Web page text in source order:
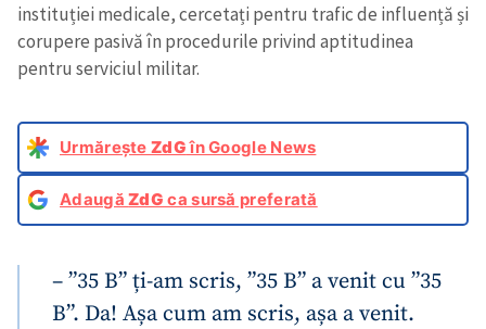
instituției medicale, cercetați pentru trafic de influență și
corupere pasivă în procedurile privind aptitudinea
pentru serviciul militar.
Urmărește ZdGîn Google News
AdaugăZdG ca sursă preferată
– ”35 B” ți-am scris, ”35 B” a venit cu ”35
B”. Da! Așa cum am scris, așa a venit.